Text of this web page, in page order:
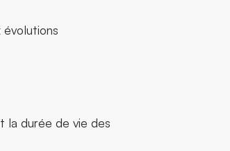
la durée de vie des